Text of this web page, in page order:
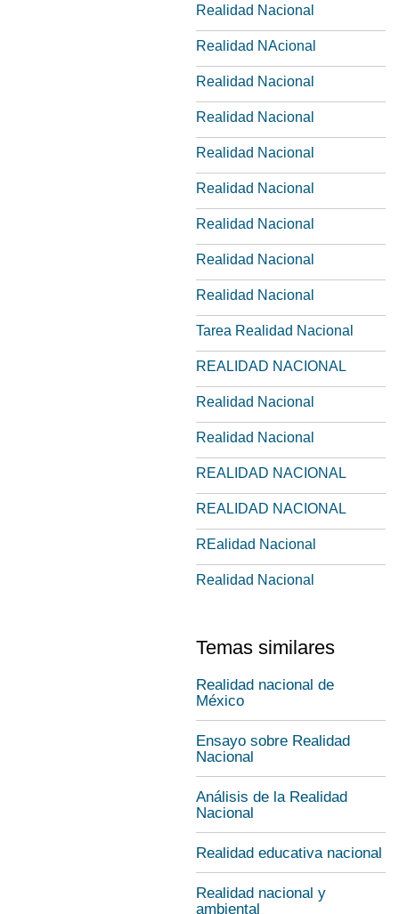
Realidad Nacional
Realidad NAcional
Realidad Nacional
Realidad Nacional
Realidad Nacional
Realidad Nacional
Realidad Nacional
Realidad Nacional
Realidad Nacional
Tarea Realidad Nacional
REALIDAD NACIONAL
Realidad Nacional
Realidad Nacional
REALIDAD NACIONAL
REALIDAD NACIONAL
REalidad Nacional
Realidad Nacional
Temas similares
Realidad nacional de
México
Ensayo sobre Realidad
Nacional
Análisis de la Realidad
Nacional
Realidad educativa nacional
Realidad nacional y
ambiental